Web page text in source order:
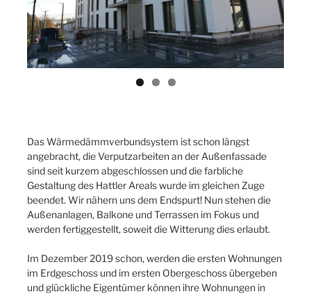
ous
Das Wärmedämmverbundsystem ist schon längst
angebracht, die Verputzarbeiten an der Außenfassade
sind seit kurzem abgeschlossen und die farbliche
Gestaltung des Hattler Areals wurde im gleichen Zuge
beendet. Wir nähern uns dem Endspurt! Nun stehen die
Außenanlagen, Balkone und Terrassen im Fokus und
werden fertiggestellt, soweit die Witterung dies erlaubt.
Im Dezember 2019 schon, werden die ersten Wohnungen
im Erdgeschoss und im ersten Obergeschoss übergeben
und glückliche Eigentümer können ihre Wohnungen in